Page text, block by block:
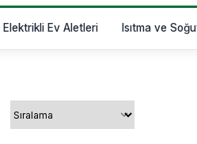
Elektrikli Ev Aletleri Isıtma ve